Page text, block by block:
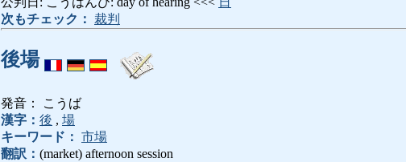
次もチェック：
裁判
後場
発音： こうば
漢字： 後 , 場
キーワード： 市場
翻訳： (market) afternoon session